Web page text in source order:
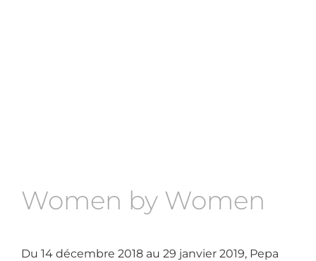
Women by Women
Du 14 décembre 2018 au 29 janvier 2019, Pepa